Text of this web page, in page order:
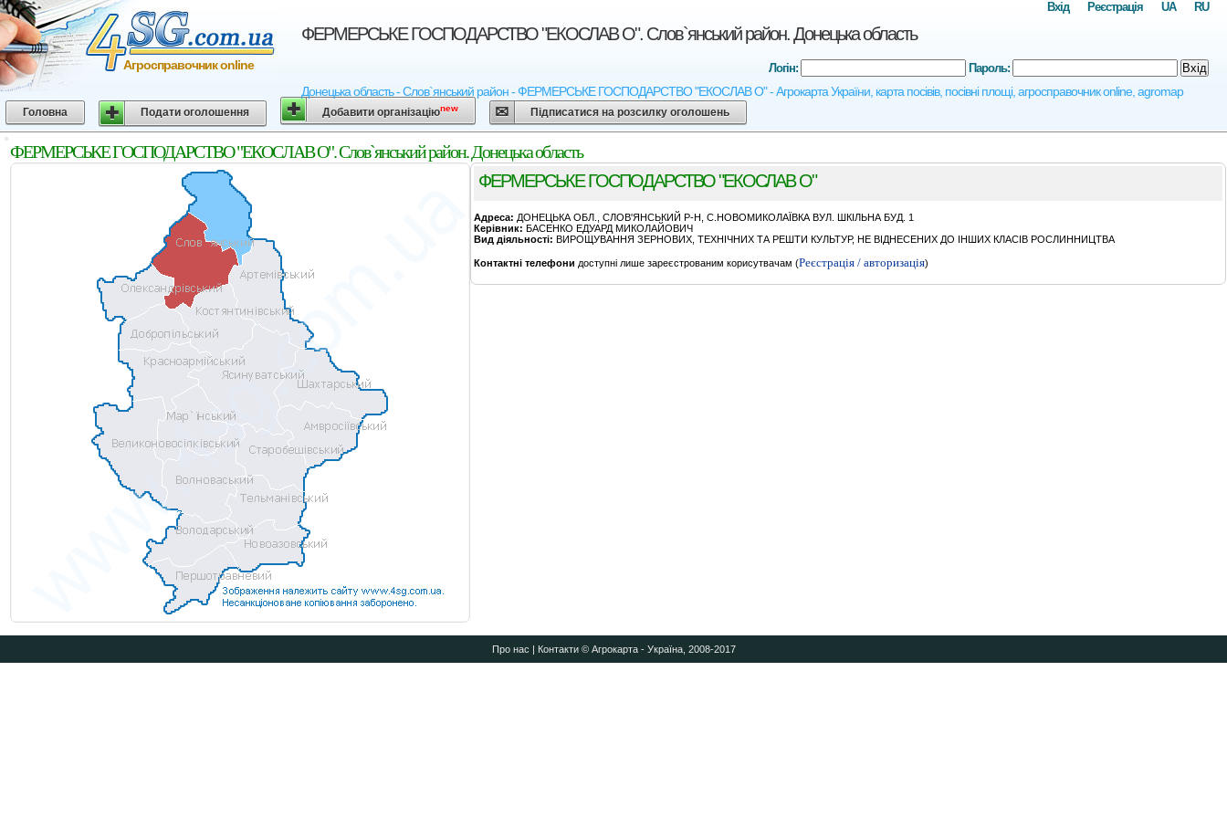
ФЕРМЕРСЬКЕ ГОСПОДАРСТВО "ЕКОСЛАВ О". Слов`янський район. Донецька область
Донецька область - Слов`янський район - ФЕРМЕРСЬКЕ ГОСПОДАРСТВО "ЕКОСЛАВ О" - Агрокарта України, карта посівів, посівні площі, агросправочник online, agromap
Агросправочник online
RU
UA
Реєстрація
Вхід
Логін: Пароль: Вхід
Головна Подати оголошення Добавити організаціюnew Підписатися на розсилку оголошень
ФЕРМЕРСЬКЕ ГОСПОДАРСТВО "ЕКОСЛАВ О". Слов`янський район. Донецька область
ФЕРМЕРСЬКЕ ГОСПОДАРСТВО "ЕКОСЛАВ О"
Адреса: ДОНЕЦЬКА ОБЛ., СЛОВ'ЯНСЬКИЙ Р-Н, С.НОВОМИКОЛАЇВКА ВУЛ. ШКIЛЬНА БУД. 1
Керівник: БАСЕНКО ЕДУАРД МИКОЛАЙОВИЧ
Вид діяльності: ВИРОЩУВАННЯ ЗЕРНОВИХ, ТЕХНІЧНИХ ТА РЕШТИ КУЛЬТУР, НЕ ВІДНЕСЕНИХ ДО ІНШИХ КЛАСІВ РОСЛИННИЦТВА
Контактні телефони доступні лише зареєстрованим корисутвачам (Реєстрація / авторизація)
Про нас | Контакти© Агрокарта - Україна, 2008-2017